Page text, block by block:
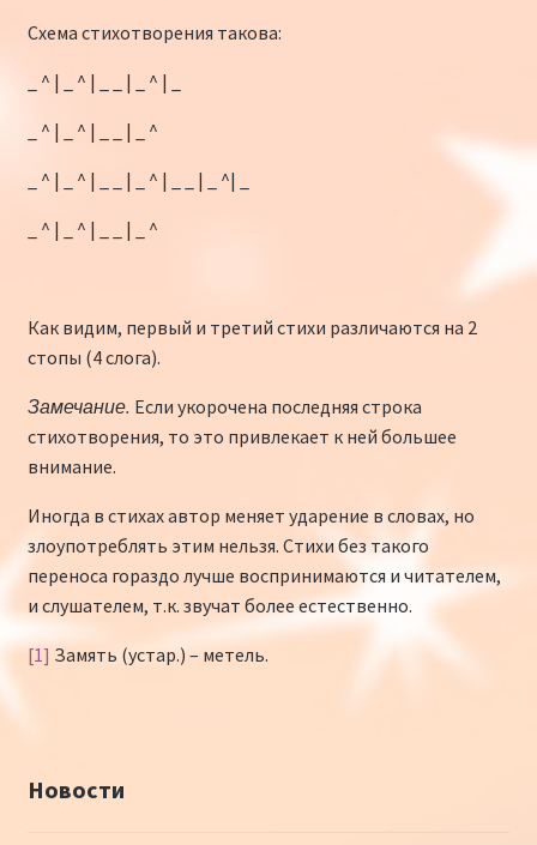
Схема стихотворения такова:
_ ^ | _ ^ | _ _ | _ ^ | _
_ ^ | _ ^ | _ _ | _ ^
_ ^ | _ ^ | _ _ | _ ^ | _ _ | _ ^| _
_ ^ | _ ^ | _ _ | _ ^
Как видим, первый и третий стихи различаются на 2
стопы (4 слога).
Замечание. Если укорочена последняя строка
стихотворения, то это привлекает к ней большее
внимание.
Иногда в стихах автор меняет ударение в словах, но
злоупотреблять этим нельзя. Стихи без такого
переноса гораздо лучше воспринимаются и читателем,
и слушателем, т.к. звучат более естественно.
[1] Замять (устар.) – метель.
Новости